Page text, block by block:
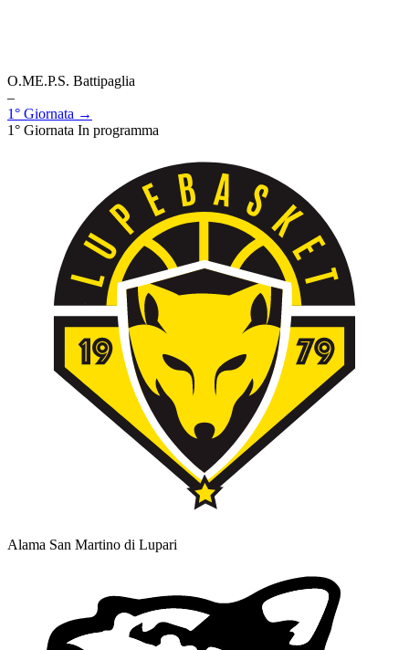
O.ME.P.S. Battipaglia
–
1° Giornata →
1° Giornata In programma
Alama San Martino di Lupari